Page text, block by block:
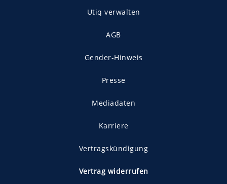
Utiq verwalten
AGB
Gender-Hinweis
Presse
Mediadaten
Karriere
Vertragskündigung
Vertrag widerrufen